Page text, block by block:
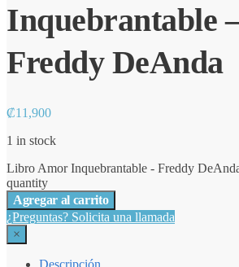
Inquebrantable
Freddy DeAnda
₡11,900
1 in stock
Libro Amor Inquebrantable - Freddy
quantity
Agregar al carrito
¿Preguntas? Solicita una llamada
×
Descripción